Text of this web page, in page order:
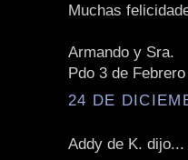
Muchas
Armando y Sra.
Pdo 3 de Febrero
24 DE
Addy de K. dijo...